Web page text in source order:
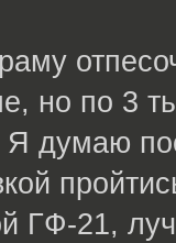
но по 3
Я думаю
ГФ-21,